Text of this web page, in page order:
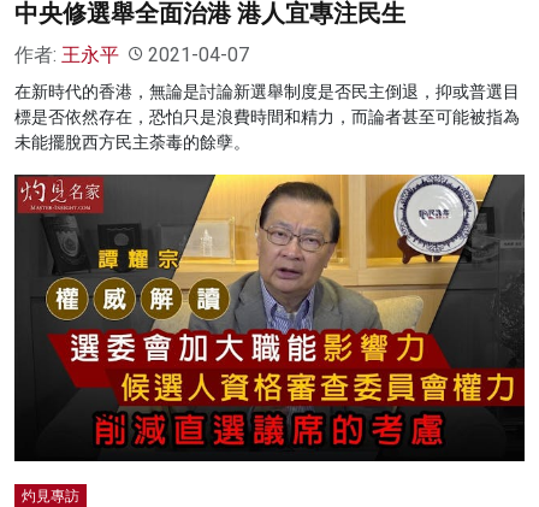
中央修選舉全面治港 港人宜專注民生
作者: 王永平 2021-04-07
在新時代的香港，無論是討論新選舉制度是否民主倒退，抑或普選目
標是否依然存在，恐怕只是浪費時間和精力，而論者甚至可能被指為
未能擺脫西方民主荼毒的餘孽。
灼見專訪